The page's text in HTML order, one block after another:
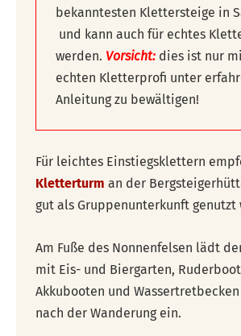
bekanntesten Klettersteige in
und kann auch für echtes
werden. Vorsicht: dies ist nur
echten Kletterprofi unter
Anleitung zu bewältigen!
Für leichtes Einstiegsklettern
Kletterturm an der
gut als Gruppenunterkunft genutzt
Am Fuße des Nonnenfelsen lädt
mit Eis- und Biergarten,
Akkubooten und Wassertretbecken
nach der Wanderung ein.